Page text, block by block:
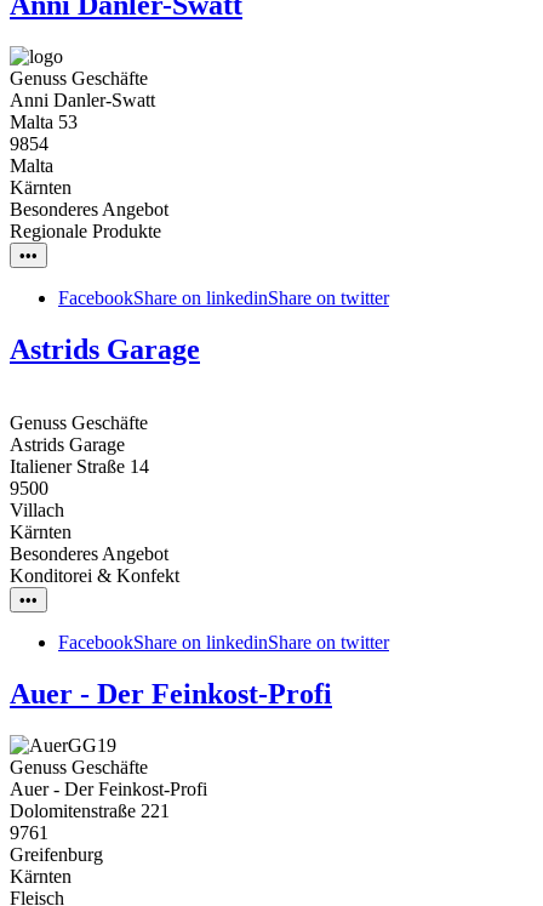
Genuss Geschäfte
Anni Danler-Swatt
Malta 53
9854
Malta
Kärnten
Besonderes Angebot
Regionale Produkte
•••
FacebookShare on linkedinShare on twitter
Astrids Garage
Genuss Geschäfte
Astrids Garage
Italiener Straße 14
9500
Villach
Kärnten
Besonderes Angebot
Konditorei & Konfekt
•••
FacebookShare on linkedinShare on twitter
Auer - Der Feinkost-Profi
Genuss Geschäfte
Auer - Der Feinkost-Profi
Dolomitenstraße 221
9761
Greifenburg
Kärnten
Fleisch